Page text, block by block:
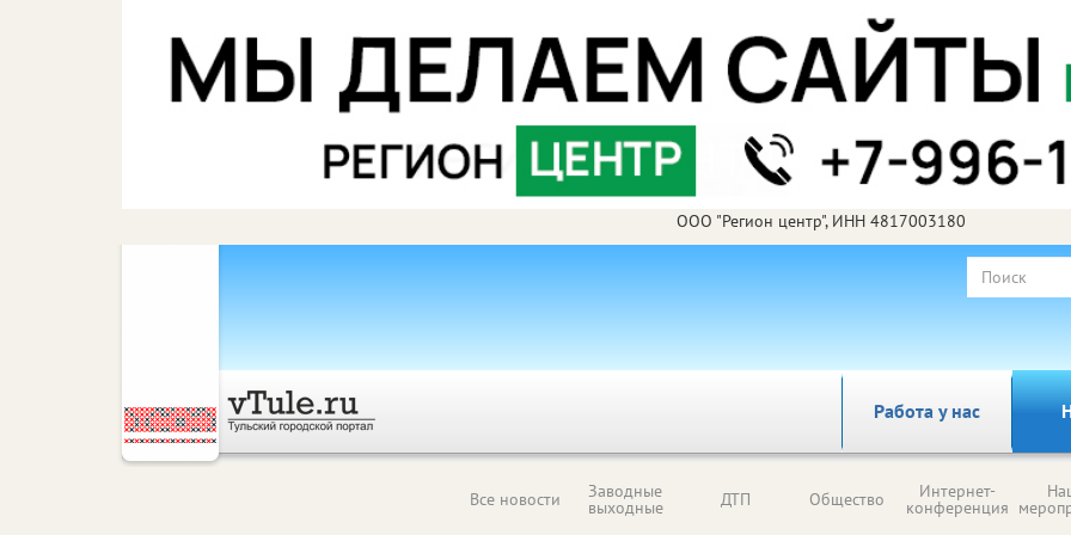
ООО "Регион центр", ИНН 4817003180
Работа у нас
Все новости Заводные
выходные ДТП Общество Интернет-
конференция